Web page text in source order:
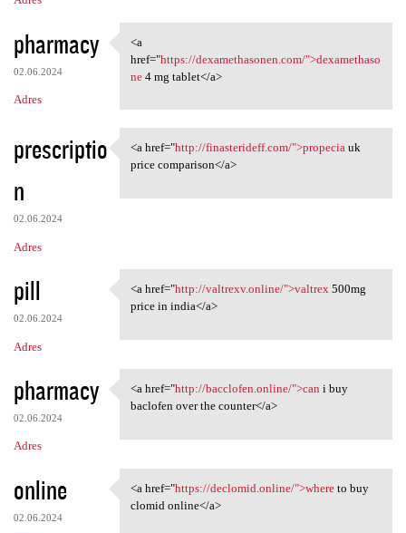
pharmacy
02.06.2024
Adres
<a href="https:/
<a
href="https://dexamethasonen.com/">dexamethaso
ne4 mg tablet</a>
prescriptio
n
02.06.2024
Adres
<a href="http://finasterideff
<a href="http://finasterideff.com/">propeciauk
price comparison</a>
pill
02.06.2024
Adres
<a href="http://valtrexv
<a href="http://valtrexv.online/">valtrex500mg
price in india</a>
pharmacy
02.06.2024
Adres
<a href="http://bacclofen
<a href="http://bacclofen.online/">can i buy
baclofen over the counter</a>
online
02.06.2024
<a href="https://declomid
<a href="https://declomid.online/">whereto buy
clomid online</a>